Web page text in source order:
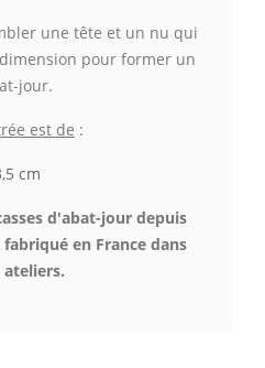
une tête et un nu qui
pour former un
jour.
est de :
cm
d'abat-jour depuis
en France dans
ateliers.